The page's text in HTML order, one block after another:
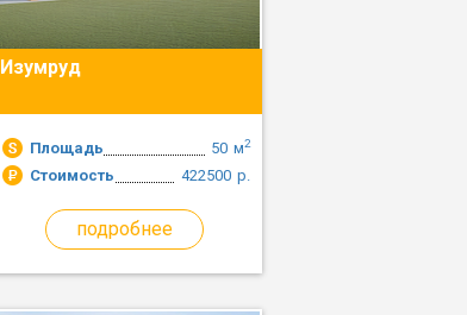
Изумруд
Площадь м2
50
Стоимость
р.
422500
подробнее